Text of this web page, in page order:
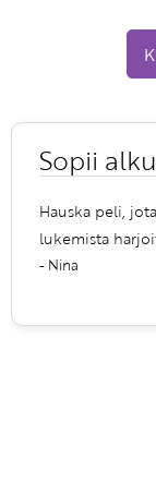
Sopii
Hauska peli,
lukemista
- Nina